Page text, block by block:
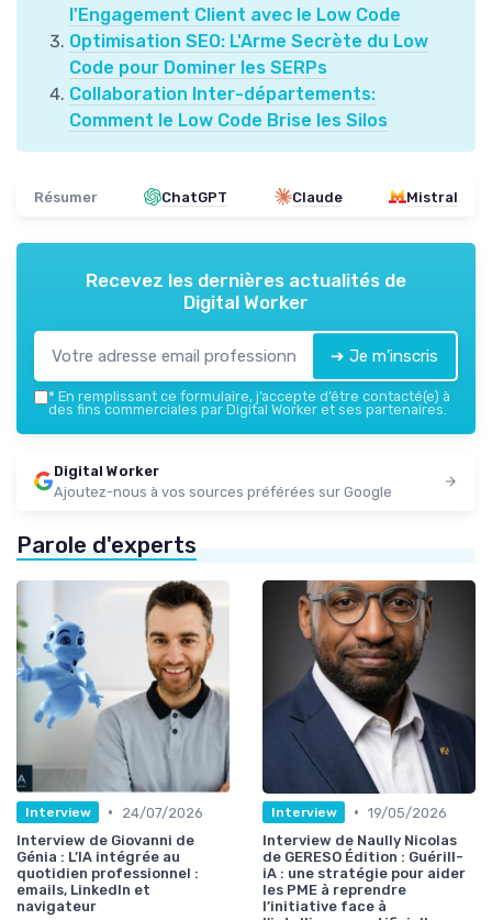
l'Engagement Client avec le Low Code
Optimisation SEO: L'Arme Secrète du Low
Code pour Dominer les SERPs
Collaboration Inter-départements:
Comment le Low Code Brise les Silos
Résumer ChatGPT Claude Mistral
Recevez les dernières actualités de
Digital Worker
➔ Je m'inscris
* En remplissant ce formulaire, j’accepte d’être contacté(e) à
des fins commerciales par Digital Worker et ses partenaires.
Digital Worker
Ajoutez-nous à vos sources préférées sur Google
Parole d'experts
Interview •
24/07/2026
Interview de Giovanni de
Génia : L’IA intégrée au
quotidien professionnel :
emails, LinkedIn et
navigateur
Interview • 19/05/2026
Interview de Naully Nicolas
de GERESO Édition : Guérill-
iA : une stratégie pour aider
les PME à reprendre
l’initiative face à